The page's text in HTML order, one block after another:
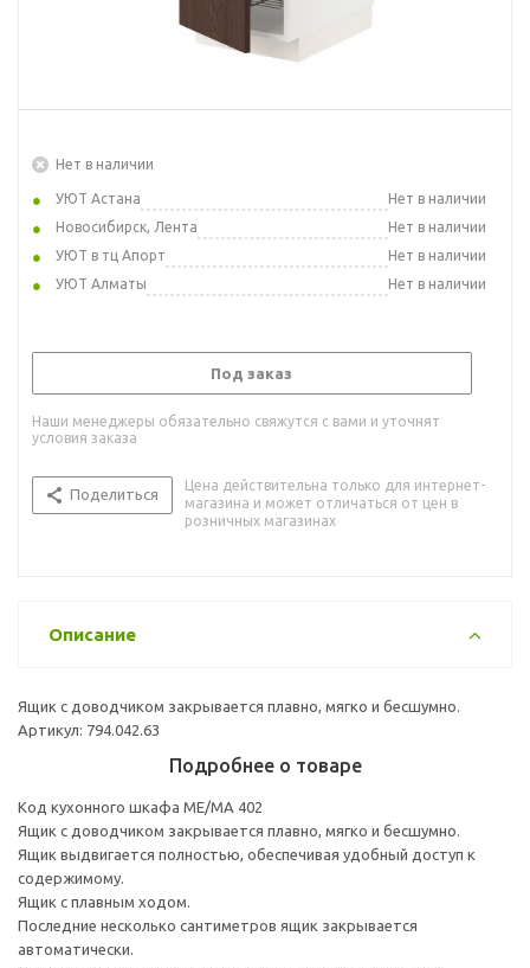
Нет в наличии
УЮТ Астана
Нет в наличии
Новосибирск, Лента
Нет в наличии
УЮТ в тц Апорт
Нет в наличии
УЮТ Алматы
Нет в наличии
Под заказ
Наши менеджеры обязательно свяжутся с вами и уточнят
условия заказа
Поделиться
Цена действительна только для интернет-
магазина и может отличаться от цен в
розничных магазинах
Описание
Ящик с доводчиком закрывается плавно, мягко и бесшумно.
Артикул: 794.042.63
Подробнее о товаре
Код кухонного шкафа ME/MA 402
Ящик с доводчиком закрывается плавно, мягко и бесшумно.
Ящик выдвигается полностью, обеспечивая удобный доступ к
содержимому.
Ящик с плавным ходом.
Последние несколько сантиметров ящик закрывается
автоматически.